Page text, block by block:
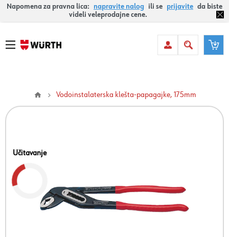
Napomena za pravna lica: napravite nalog ili se prijavite da biste
videli veleprodajne cene.
Vodoinstalaterska klešta-papagajke, 175mm
Učitavanje